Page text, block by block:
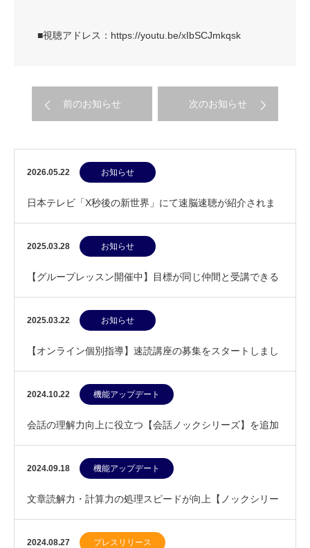
■視聴アドレス：https://youtu.be/xIbSCJmkqsk
前のお知らせ 次のお知らせ
2026.05.22 お知らせ
日本テレビ「X秒後の新世界」にて速脳速聴が紹介されま
す
2025.03.28 お知らせ
【グループレッスン開催中】目標が同じ仲間と受講できる
速読講座
2025.03.22 お知らせ
【オンライン個別指導】速読講座の募集をスタートしまし
た
2024.10.22 機能アップデート
会話の理解力向上に役立つ【会話ノックシリーズ】を追加
しました
2024.09.18 機能アップデート
文章読解力・計算力の処理スピードが向上【ノックシリー
ズ】を公開しました
2024.08.27 プレスリリース